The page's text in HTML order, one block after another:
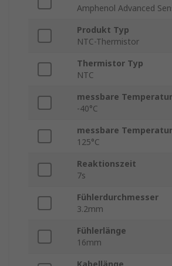
Amphenol Advanced
Produkt Typ
NTC-Thermistor
Thermistor Typ
NTC
messbare
-40°C
messbare
125°C
Reaktionszeit
7s
Fühlerdurchmesser
3.2mm
Fühlerlänge
16mm